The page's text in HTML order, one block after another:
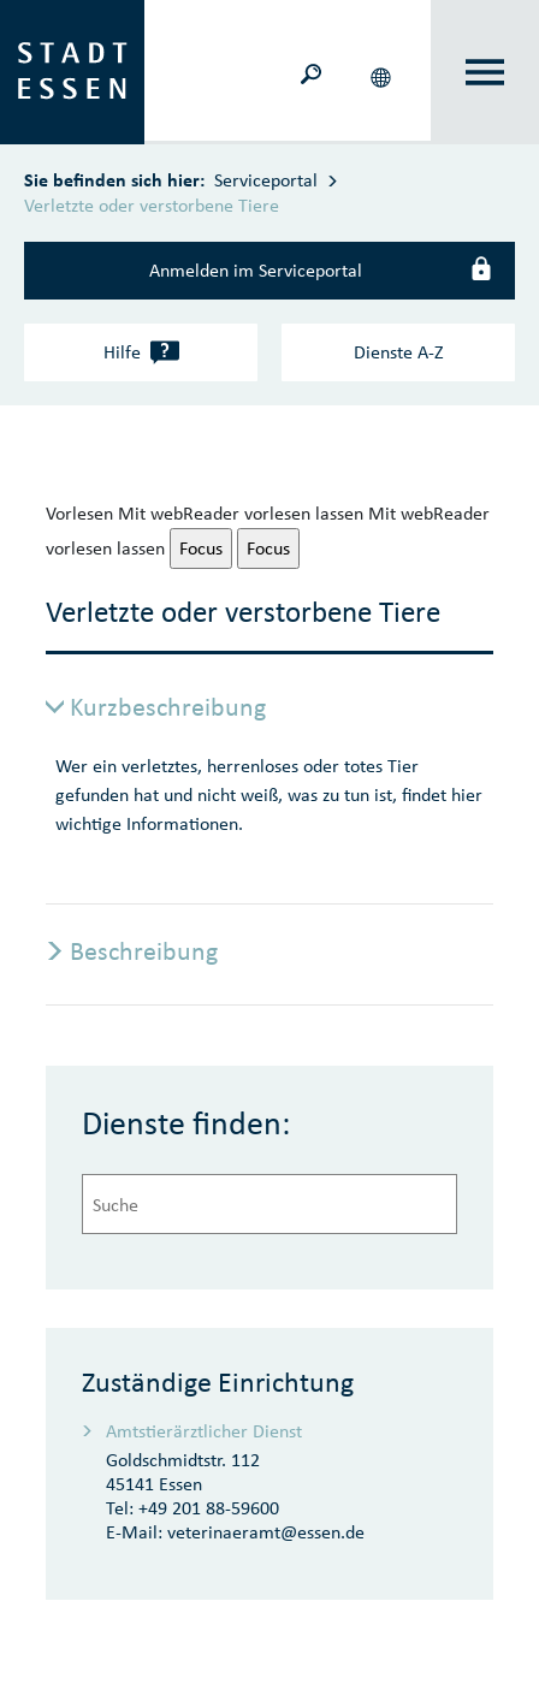
Sie befinden sich hier: Serviceportal
Verletzte oder verstorbene Tiere
Anmelden im Serviceportal
Hilfe ? Dienste A‑Z
Vorlesen Mit webReader vorlesen lassen Mit webReader
vorlesen lassen
Focus Focus
Verletzte oder verstorbene Tiere
Kurzbeschreibung
Wer ein verletztes, herrenloses oder totes Tier
gefunden hat und nicht weiß, was zu tun ist, findet hier
wichtige Informationen.
Beschreibung
Dienste finden:
Zuständige Einrichtung
Amtstierärztlicher Dienst
Goldschmidtstr. 112
45141 Essen
Tel: +49 201 88-59600
E-Mail: veterinaeramt@essen.de